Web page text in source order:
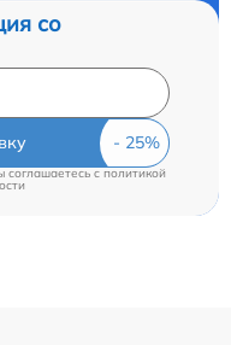
со
соглашаетесь c политикой